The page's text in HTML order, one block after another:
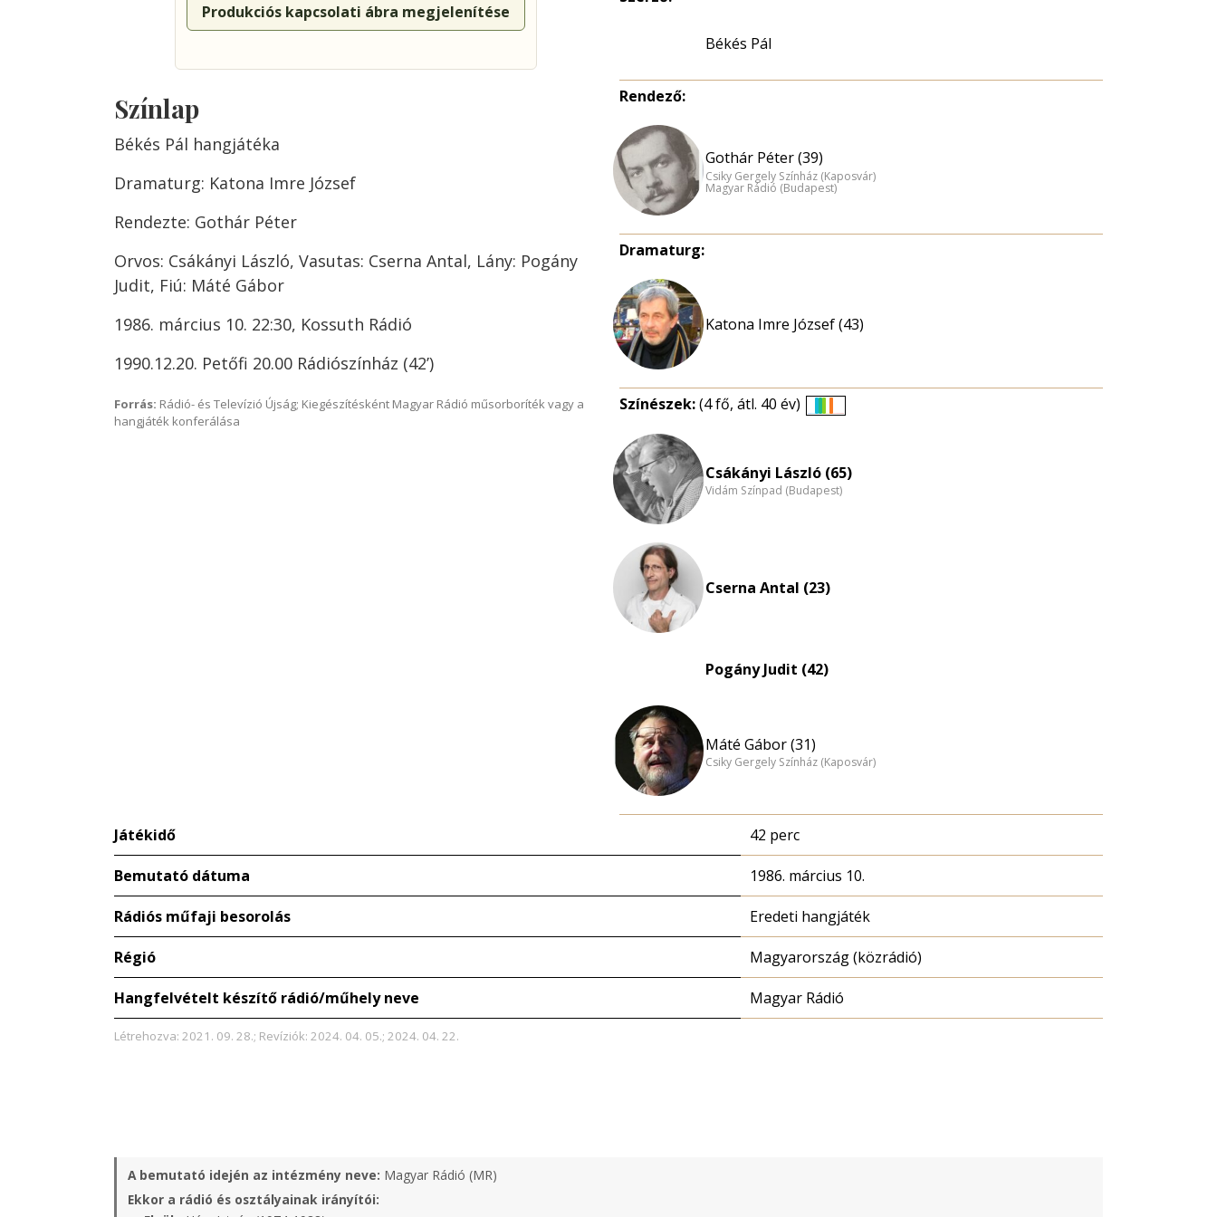
Produkciós kapcsolati ábra megjelenítése
Színlap
Békés Pál hangjátéka
Dramaturg: Katona Imre József
Rendezte: Gothár Péter
Orvos: Csákányi László, Vasutas: Cserna Antal, Lány: Pogány
Judit, Fiú: Máté Gábor
1986. március 10. 22:30, Kossuth Rádió
1990.12.20. Petőfi 20.00 Rádiószínház (42’)
Forrás: Rádió- és Televízió Újság; Kiegészítésként Magyar Rádió műsorboríték vagy a
hangjáték konferálása
Békés Pál
Rendező:
Gothár Péter (39)
Csiky Gergely Színház (Kaposvár)
Magyar Rádió (Budapest)
Dramaturg:
Katona Imre József (43)
Színészek:(4 fő, átl. 40 év)
nagyítása
Csákányi László (65)
Vidám Színpad (Budapest)
Cserna Antal (23)
Pogány Judit (42)
Máté Gábor (31)
Csiky Gergely Színház (Kaposvár)
Játékidő 42 perc
Bemutató dátuma 1986. március 10.
Rádiós műfaji besorolás Eredeti hangjáték
Régió Magyarország (közrádió)
Hangfelvételt készítő rádió/műhely neve Magyar Rádió
Létrehozva: 2021. 09. 28.; Revíziók: 2024. 04. 05.; 2024. 04. 22.
A bemutató idején az intézmény neve: Magyar Rádió (MR)
Ekkor a rádió és osztályainak irányítói: